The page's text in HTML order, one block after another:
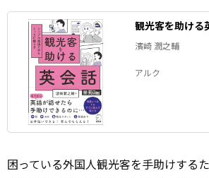
観光客を助ける
濱崎 潤之輔
アルク
困っている外国人観光客を手助けする